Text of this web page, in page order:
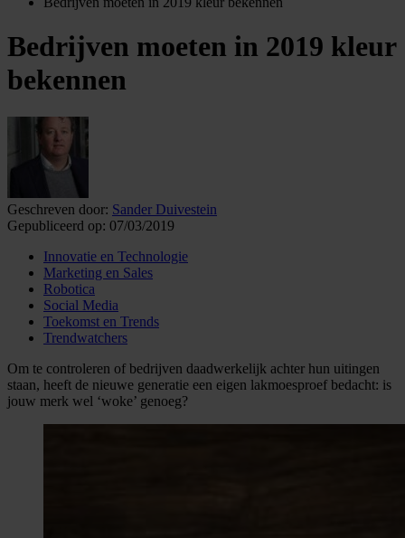
Bedrijven moeten in 2019 kleur
bekennen
Geschreven door: Sander Duivestein
Gepubliceerd op: 07/03/2019
Innovatie en Technologie
Marketing en Sales
Robotica
Social Media
Toekomst en Trends
Trendwatchers
Om te controleren of bedrijven daadwerkelijk achter hun uitingen
staan, heeft de nieuwe generatie een eigen lakmoesproef bedacht: is
jouw merk wel ‘woke’ genoeg?